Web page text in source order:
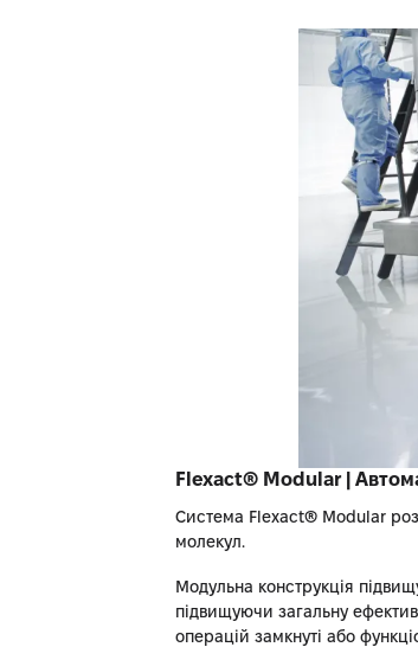
Flexact® Modular |
Система Flexact® Modular
молекул.
Модульна конструкція
підвищуючи загальну
операцій замкнуті або